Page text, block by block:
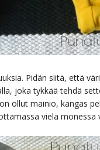
Pidän siitä, että
joka tykkää tehdä
ollut mainio, kangas
vielä monessa